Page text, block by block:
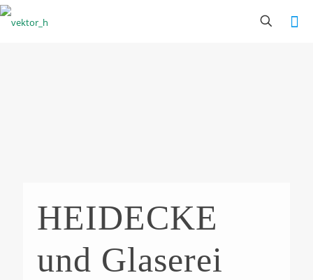
HEIDECKE
und Glaserei